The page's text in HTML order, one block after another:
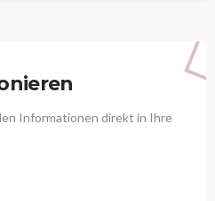
Informationen direkt in Ihre